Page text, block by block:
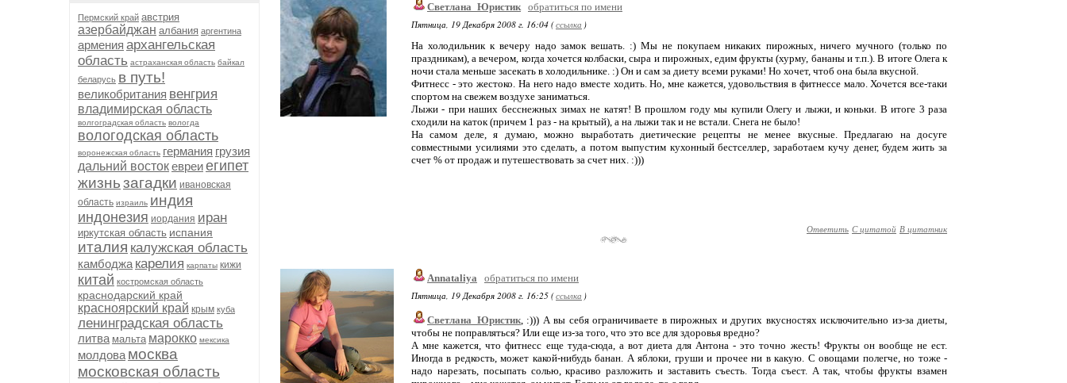
Пермский край австрия
азербайджан албания аргентина
армения архангельская
область астраханская область байкал
беларусь в путь!
великобритания венгрия
владимирская область
волгоградская область вологда
вологодская область
воронежская область германия грузия
дальний востокевреиегипет
жизньзагадки ивановская
область израиль индия
индонезия иордания иран
иркутская область испания
италия калужская область
камбоджа карелия карпаты кижи
китай костромская область
краснодарский край
красноярский край крым куба
ленинградская область
литва мальта марокко мексика
молдова москва
московская область
Светлана_Юристик обратиться по имени
Пятница, 19 Декабря 2008 г. 16:04 (ссылка )
На холодильник к вечеру надо замок вешать. :) Мы не покупаем никаких пирожных, ничего мучного (только по
праздникам), а вечером, когда хочется колбаски, сыра и пирожных, едим фрукты (хурму, бананы и т.п.). В итоге Олега к
ночи стала меньше засекать в холодильнике. :) Он и сам за диету всеми руками! Но хочет, чтоб она была вкусной.
Фитнесс - это жестоко. На него надо вместе ходить. Но, мне кажется, удовольствия в фитнессе мало. Хочется все-таки
спортом на свежем воздухе заниматься.
Лыжи - при наших бесснежных зимах не катят! В прошлом году мы купили Олегу и лыжи, и коньки. В итоге 3 раза
сходили на каток (причем 1 раз - на крытый), а на лыжи так и не встали. Снега не было!
На самом деле, я думаю, можно выработать диетические рецепты не менее вкусные. Предлагаю на досуге
совместными усилиями это сделать, а потом выпустим кухонный бестселлер, заработаем кучу денег, будем жить за
счет % от продаж и путешествовать за счет них. :)))
Ответить С цитатой В цитатник
Annataliya
обратиться по имени
Пятница, 19 Декабря 2008 г. 16:25 (ссылка )
Светлана_Юристик, :))) А вы себя ограничиваете в пирожных и других вкусностях исключительно из-за диеты,
чтобы не поправляться? Или еще из-за того, что это все для здоровья вредно?
А мне кажется, что фитнесс еще туда-сюда, а вот диета для Антона - это точно жесть! Фрукты он вообще не ест.
Иногда в редкость, может какой-нибудь банан. А яблоки, груши и прочее ни в какую. С овощами полегче, но тоже -
надо нарезать, посыпать солью, красиво разложить и заставить съесть. Тогда съест. А так, чтобы фрукты взамен